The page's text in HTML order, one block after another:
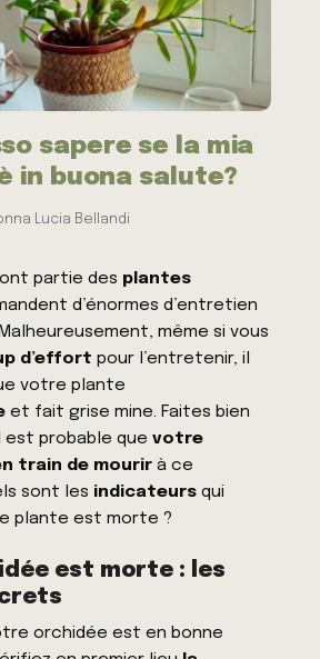
sapere se la mia
in buona salute?
Lucia Bellandi
partie des plantes
d’énormes d’entretien
même si vous
d’effort pour l’entretenir, il
votre plante
et fait grise mine. Faites bien
probable quevotre
train de mourir à ce
sont les indicateurs qui
plante est morte ?
est morte : les
orchidée est en bonne